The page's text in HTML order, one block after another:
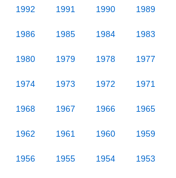
1992 1991 1990 1989
1986 1985 1984 1983
1980 1979 1978 1977
1974 1973 1972 1971
1968 1967 1966 1965
1962 1961 1960 1959
1956 1955 1954 1953